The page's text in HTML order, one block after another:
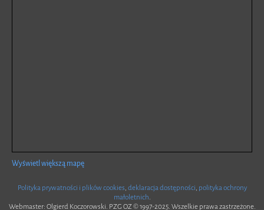
Wyświetl większą mapę
Polityka prywatności i plików cookies, deklaracja dostępności, polityka ochrony
małoletnich.
Webmaster: Olgierd Koczorowski. PZG OZ © 1997-2025. Wszelkie prawa zastrzeżone.